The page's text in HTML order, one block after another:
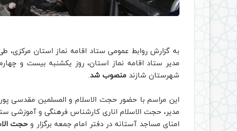
به گزارش روابط عمومی ستاد اقامه نماز استان مرکزی،
مدیر ستاد اقامه نماز استان، روز یکشنبه بیست و
شهرستان شازند منصوب شد.
این مراسم با حضور حجت الاسلام و المسلمین مقدسی
مدیر، حجت الاسلام اناری کارشناس فرهنگی و آموزشی
امنای مساجد آستانه در دفتر امام جمعه برگزار و حجت